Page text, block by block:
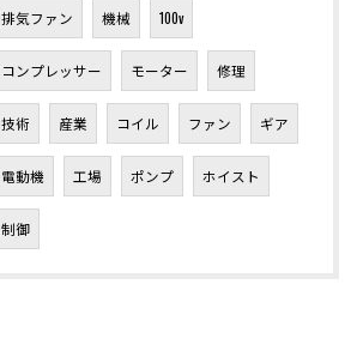
排気ファン 機械 100v
コンプレッサー モーター 修理
技術 産業 コイル ファン ギア
電動機 工場 ポンプ ホイスト
制御